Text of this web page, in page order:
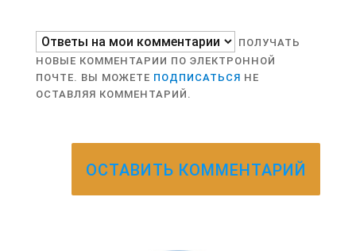
ПОЛУЧАТЬ
НОВЫЕ КОММЕНТАРИИ ПО ЭЛЕКТРОННОЙ
ПОЧТЕ. ВЫ МОЖЕТЕ ПОДПИСАТЬСЯ НЕ
ОСТАВЛЯЯ КОММЕНТАРИЙ.